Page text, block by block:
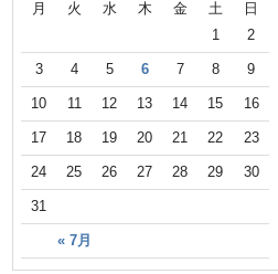
月 火 水 木 金 土 日
« 7月
1 2
3 4 5 6 7 8 9
10 11 12 13 14 15 16
17 18 19 20 21 22 23
24 25 26 27 28 29 30
31